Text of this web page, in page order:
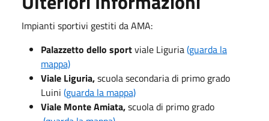
Impianti sportivi gestiti da AMA:
Palazzetto dello sportviale Liguria(guarda la
mappa)
Viale Liguria,scuola secondaria di primo grado
Luini (guarda la mappa)
Viale Monte Amiata,scuola di primo grado